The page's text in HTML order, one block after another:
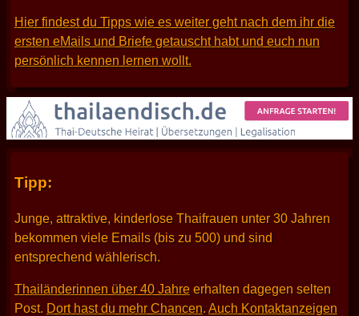
Hier findest du Tipps wie es weiter geht nach dem ihr die
ersten eMails und Briefe getauscht habt und euch nun
persönlich kennen lernen wollt.
Tipp:
Junge, attraktive, kinderlose Thaifrauen unter 30 Jahren
bekommen viele Emails (bis zu 500) und sind
entsprechend wählerisch.
Thailänderinnen über 40 Jahre erhalten dagegen selten
Post. Dort hast du mehr Chancen. Auch Kontaktanzeigen